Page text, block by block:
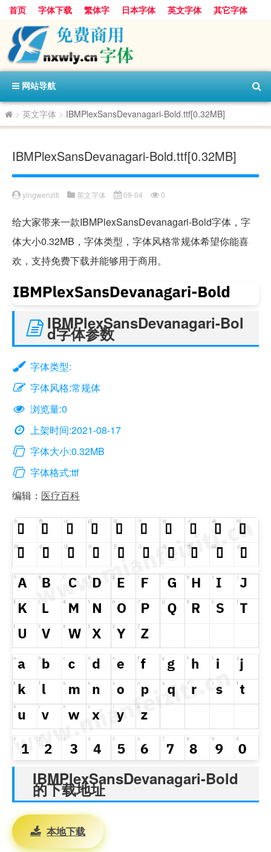
首页 字体下载 繁体字 日本字体 英文字体
其它字体
阿里巴巴字体
字体分类
网站导航
> 英文字体 > IBMPlexSansDevanagari-Bold.ttf[0.32MB]
IBMPlexSansDevanagari-Bold.ttf[0.32MB]
yingwenziti 英文字体 09-04 0
给大家带来一款IBMPlexSansDevanagari-Bold字体，字
体大小0.32MB，字体类型，字体风格常规体希望你能喜
欢，支持免费下载并能够用于商用。
IBMPlexSansDevanagari-Bol
d字体参数
字体类型:
字体风格:常规体
浏览量:0
上架时间:2021-08-17
字体大小:0.32MB
字体格式:ttf
编辑： 医疗百科
IBMPlexSansDevanagari-Bold
的下载地址
本地下载